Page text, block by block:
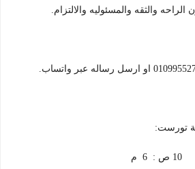
الراحه والثقه والمسئوليه والالتزام.
تورست: